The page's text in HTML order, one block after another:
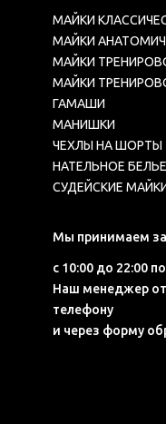
МАЙКИ
МАЙКИ
МАЙКИ
МАЙКИ
ГАМАШИ
МАНИШКИ
ЧЕХЛЫ НА ШОРТЫ
НАТЕЛЬНОЕ БЕЛЬЕ
СУДЕЙСКИЕ
Мы принимаем
с 10:00 до 22:00
Наш менеджер
телефону
и через форму